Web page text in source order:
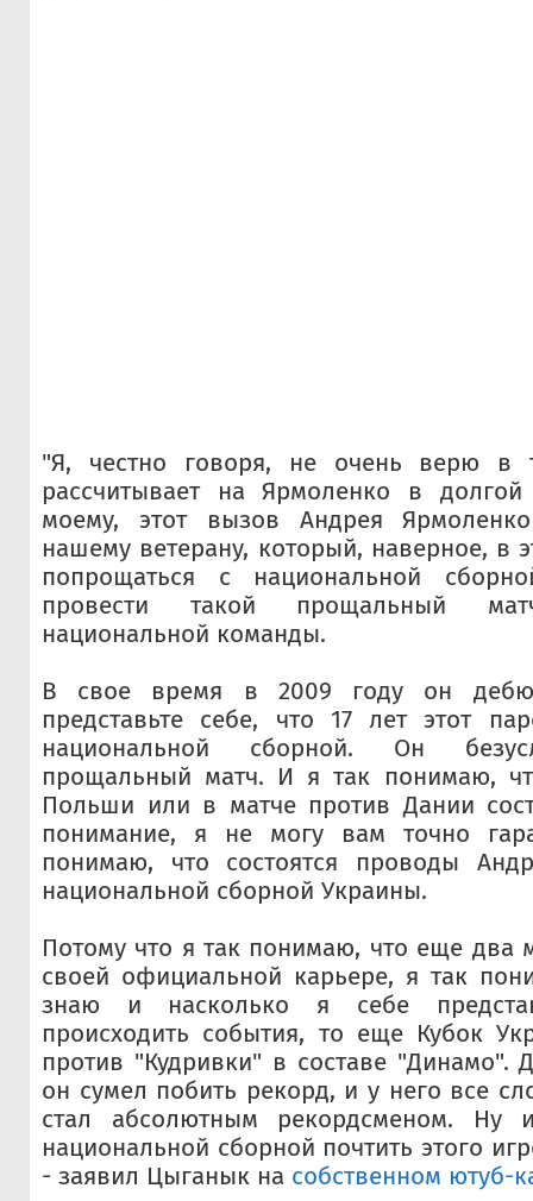
"Я, честно говоря, не очень верю в
рассчитывает на Ярмоленко в
моему, этот вызов Андрея
нашему ветерану, который, наверное, в
попрощаться с национальной
провести такой прощальный
национальной команды.
В свое время в 2009 году он
представьте себе, что 17 лет этот
национальной сборной. Он
прощальный матч. И я так понимаю,
Польши или в матче против Дании
понимание, я не могу вам точно
понимаю, что состоятся проводы
национальной сборной Украины.
Потому что я так понимаю, что еще два
своей официальной карьере, я так
знаю и насколько я себе
происходить события, то еще Кубок
против "Кудривки" в составе "Динамо".
он сумел побить рекорд, и у него все
стал абсолютным рекордсменом. Ну
национальной сборной почтить этого
- заявил Цыганык на собственном ютуб-